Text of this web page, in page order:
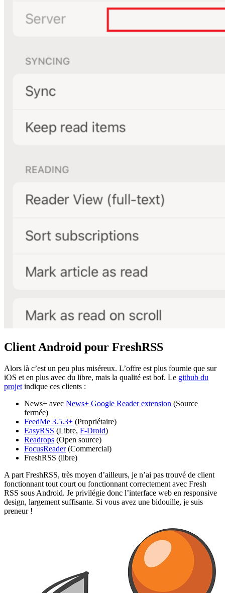
Client Android pour FreshRSS
Alors là c’est un peu plus miséreux. L’offre est plus fournie que sur
iOS et en plus avec du libre, mais la qualité est bof. Le github du
projet indique ces clients :
News+ avec News+ Google Reader extension (Source
fermée)
FeedMe 3.5.3+ (Propriétaire)
EasyRSS (Libre, F-Droid)
Readrops (Open source)
FocusReader(Commercial)
FreshRSS (libre)
A part FreshRSS, très moyen d’ailleurs, je n’ai pas trouvé de client
fonctionnant tout court ou fonctionnant correctement avec Fresh
RSS sous Android. Je privilégie donc l’interface web en responsive
design, largement suffisante. Si vous avez une bidouille, je suis
preneur !